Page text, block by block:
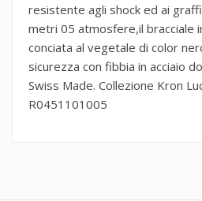
resistente agli shock ed ai
metri 05 atmosfere,il bracciale
conciata al vegetale di color
sicurezza con fibbia in acciaio
Swiss Made. Collezione Kron
R0451101005